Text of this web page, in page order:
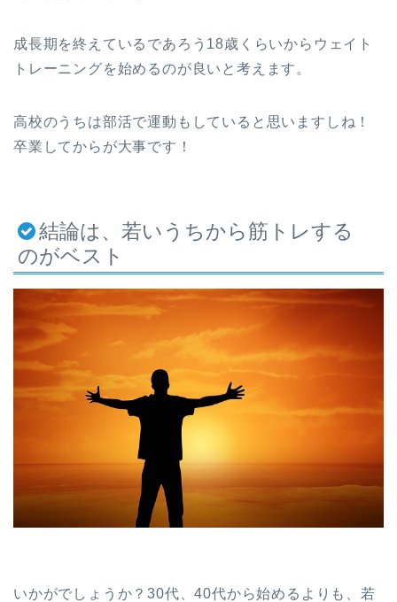
成長期を終えているであろう18歳くらいからウェイト
トレーニングを始めるのが良いと考えます。
高校のうちは部活で運動もしていると思いますしね！
卒業してからが大事です！
結論は、若いうちから筋トレする
のがベスト
いかがでしょうか？30代、40代から始めるよりも、若